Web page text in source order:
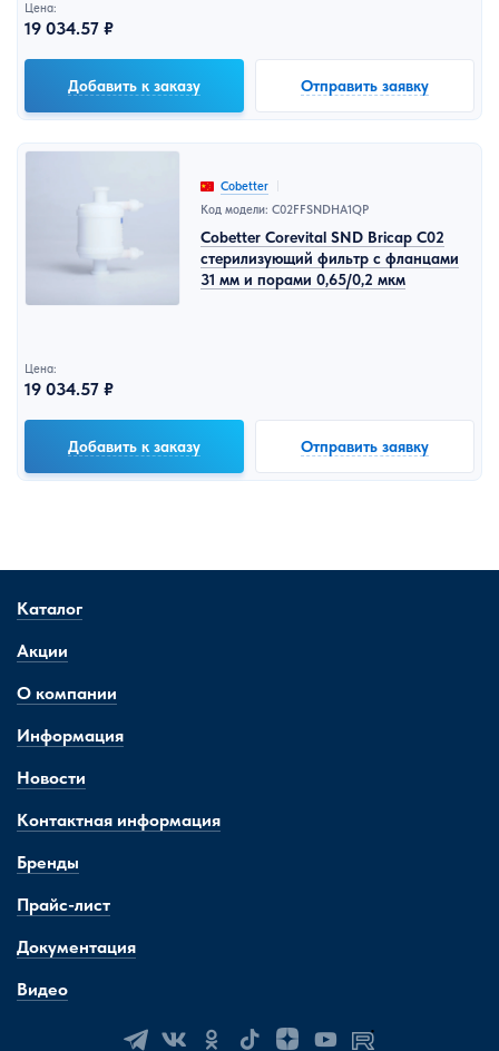
Цена:
19 034.57 ₽
Добавить к заказу Отправить заявку
Cobetter
Код модели: C02FFSNDHA1QP
Cobetter Corevital SND Bricap C02
стерилизующий фильтр с фланцами
31 мм и порами 0,65/0,2 мкм
Цена:
19 034.57 ₽
Добавить к заказу Отправить заявку
Каталог
Акции
О компании
Информация
Новости
Контактная информация
Бренды
Прайс-лист
Документация
Видео